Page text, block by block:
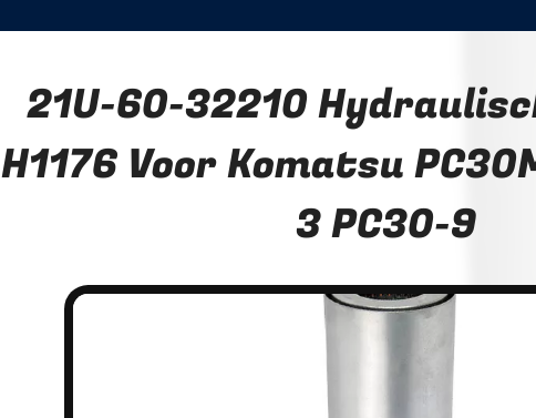
21U-60-32210
H1176 Voor Komatsu
3 PC30-9